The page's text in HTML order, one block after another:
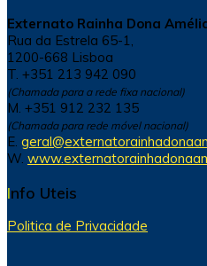
Externato Rainha Dona
Rua da Estrela 65-1,
1200-668 Lisboa
T. +351 213 942 090
(Chamada para a rede fixa nacional)
M. +351 912 232 135
(Chamada para rede móvel nacional)
E.
W.
Info Uteis
Politica de Privacidade